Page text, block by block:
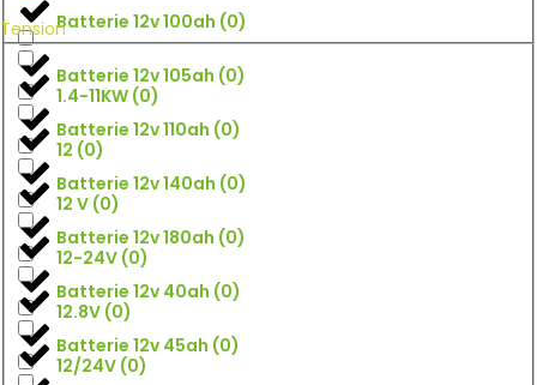
Batterie 12v 100ah (0)
Batterie 12v 105ah (0)
Batterie 12v 110ah (0)
Batterie 12v 140ah (0)
Batterie 12v 180ah (0)
Batterie 12v 40ah (0)
Batterie 12v 45ah (0)
Tension
1.4-11KW (0)
12 (0)
12 V (0)
12-24V (0)
12.8V (0)
12/24V (0)